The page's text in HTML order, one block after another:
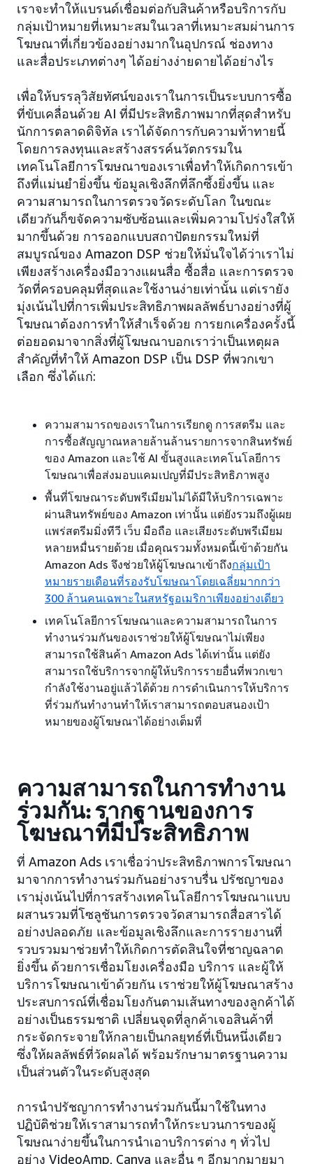
เราจะทำให้แบรนด์เชื่อมต่อกับสินค้าหรือบริการกับ
กลุ่มเป้าหมายที่เหมาะสมในเวลาที่เหมาะสมผ่านการ
โฆษณาที่เกี่ยวข้องอย่างมากในอุปกรณ์ ช่องทาง
และสื่อประเภทต่างๆ ได้อย่างง่ายดายได้อย่างไร
เพื่อให้บรรลุวิสัยทัศน์ของเราในการเป็นระบบการซื้อ
ที่ขับเคลื่อนด้วย AI ที่มีประสิทธิภาพมากที่สุดสำหรับ
นักการตลาดดิจิทัล เราได้จัดการกับความท้าทายนี้
โดยการลงทุนและสร้างสรรค์นวัตกรรมใน
เทคโนโลยีการโฆษณาของเราเพื่อทำให้เกิดการเข้า
ถึงที่แม่นยำยิ่งขึ้น ข้อมูลเชิงลึกที่ลึกซึ้งยิ่งขึ้น และ
ความสามารถในการตรวจวัดระดับโลก ในขณะ
เดียวกันก็ขจัดความซับซ้อนและเพิ่มความโปร่งใสให้
มากขึ้นด้วย การออกแบบสถาปัตยกรรมใหม่ที่
สมบูรณ์ของ Amazon DSP ช่วยให้มั่นใจได้ว่าเราไม่
เพียงสร้างเครื่องมือวางแผนสื่อ ซื้อสื่อ และการตรวจ
วัดที่ครอบคลุมที่สุดและใช้งานง่ายเท่านั้น แต่เรายัง
มุ่งเน้นไปที่การเพิ่มประสิทธิภาพผลลัพธ์บางอย่างที่ผู้
โฆษณาต้องการทำให้สำเร็จด้วย การยกเครื่องครั้งนี้
ต่อยอดมาจากสิ่งที่ผู้โฆษณาบอกเราว่าเป็นเหตุผล
สำคัญที่ทำให้ Amazon DSP เป็น DSP ที่พวกเขา
เลือก ซึ่งได้แก่:
ความสามารถของเราในการเรียกดู การสตรีม และ
การซื้อสัญญาณหลายล้านล้านรายการจากสินทรัพย์
ของ Amazon และใช้ AI ขั้นสูงและเทคโนโลยีการ
โฆษณาเพื่อส่งมอบแคมเปญที่มีประสิทธิภาพสูง
พื้นที่โฆษณาระดับพรีเมียมไม่ได้มีให้บริการเฉพาะ
ผ่านสินทรัพย์ของ Amazon เท่านั้น แต่ยังรวมถึงผู้เผย
แพร่สตรีมมิ่งทีวี เว็บ มือถือ และเสียงระดับพรีเมียม
หลายหมื่นรายด้วย เมื่อคุณรวมทั้งหมดนี้เข้าด้วยกัน
Amazon Ads จึงช่วยให้ผู้โฆษณาเข้าถึงกลุ่มเป้า
หมายรายเดือนที่รองรับโฆษณาโดยเฉลี่ยมากกว่า
300 ล้านคนเฉพาะในสหรัฐอเมริกาเพียงอย่างเดียว
เทคโนโลยีการโฆษณาและความสามารถในการ
ทำงานร่วมกันของเราช่วยให้ผู้โฆษณาไม่เพียง
สามารถใช้สินค้า Amazon Ads ได้เท่านั้น แต่ยัง
สามารถใช้บริการจากผู้ให้บริการรายอื่นที่พวกเขา
กำลังใช้งานอยู่แล้วได้ด้วย การดำเนินการให้บริการ
ที่ร่วมกันทำงานทำให้เราสามารถตอบสนองเป้า
หมายของผู้โฆษณาได้อย่างเต็มที่
ความสามารถในการทำงาน
ร่วมกัน: รากฐานของการ
โฆษณาที่มีประสิทธิภาพ
ที่ Amazon Ads เราเชื่อว่าประสิทธิภาพการโฆษณา
มาจากการทำงานร่วมกันอย่างราบรื่น ปรัชญาของ
เรามุ่งเน้นไปที่การสร้างเทคโนโลยีการโฆษณาแบบ
ผสานรวมที่โซลูชันการตรวจวัดสามารถสื่อสารได้
อย่างปลอดภัย และข้อมูลเชิงลึกและการรายงานที่
รวบรวมมาช่วยทำให้เกิดการตัดสินใจที่ชาญฉลาด
ยิ่งขึ้น ด้วยการเชื่อมโยงเครื่องมือ บริการ และผู้ให้
บริการโฆษณาเข้าด้วยกัน เราช่วยให้ผู้โฆษณาสร้าง
ประสบการณ์ที่เชื่อมโยงกันตามเส้นทางของลูกค้าได้
อย่างเป็นธรรมชาติ เปลี่ยนจุดที่ลูกค้าเจอสินค้าที่
กระจัดกระจายให้กลายเป็นกลยุทธ์ที่เป็นหนึ่งเดียว
ซึ่งให้ผลลัพธ์ที่วัดผลได้ พร้อมรักษามาตรฐานความ
เป็นส่วนตัวในระดับสูงสุด
การนำปรัชญาการทำงานร่วมกันนี้มาใช้ในทาง
ปฏิบัติช่วยให้เราสามารถทำให้กระบวนการของผู้
โฆษณาง่ายขึ้นในการนำเอาบริการต่าง ๆ ทั่วไป
อย่าง VideoAmp, Canva และอื่น ๆ อีกมากมายมา